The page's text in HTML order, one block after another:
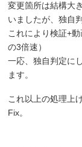
変更箇所は結構大
いましたが、独自
これにより検証+
の3倍速）
一応、独自判定に
ます。
これ以上の処理上
Fix。